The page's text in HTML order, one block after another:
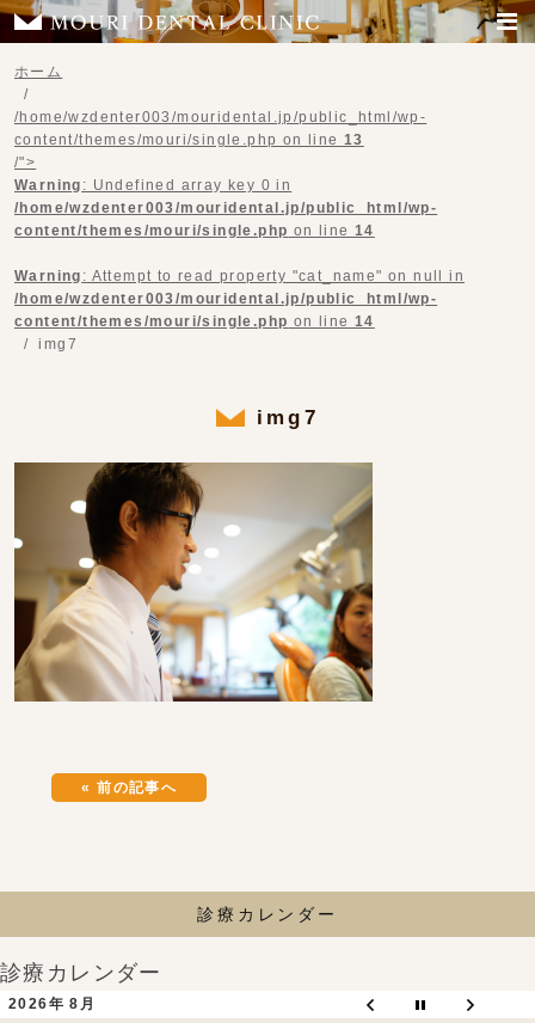
ホーム
/home/wzdenter003/mouridental.jp/public_html/wp-
content/themes/mouri/single.php on line 13
/">
Warning : Undefined array key 0 in
/home/wzdenter003/mouridental.jp/public_html/wp-
content/themes/mouri/single.php on line14
Warning : Attempt to read property "cat_name" on null in
/home/wzdenter003/mouridental.jp/public_html/wp-
content/themes/mouri/single.php on line14
img7
img7
« 前の記事へ
診療カレンダー
診療カレンダー
2026年 8月